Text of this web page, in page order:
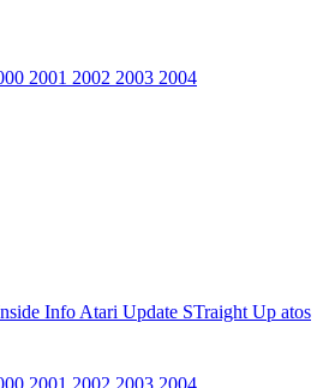
2001 2002 2003 2004
Info Atari Update STraight Up atos
2001 2002 2003 2004